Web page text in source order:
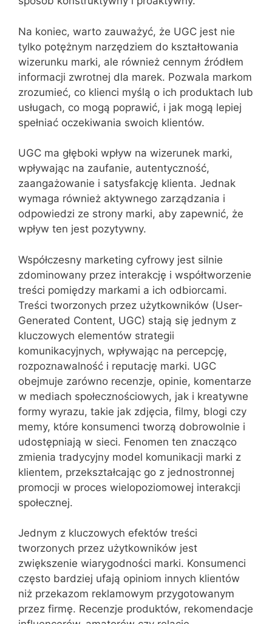
Na koniec, warto zauważyć, że UGC jest nie
tylko potężnym narzędziem do kształtowania
wizerunku marki, ale również cennym źródłem
informacji zwrotnej dla marek. Pozwala markom
zrozumieć, co klienci myślą o ich produktach lub
usługach, co mogą poprawić, i jak mogą lepiej
spełniać oczekiwania swoich klientów.
UGC ma głęboki wpływ na wizerunek marki,
wpływając na zaufanie, autentyczność,
zaangażowanie i satysfakcję klienta. Jednak
wymaga również aktywnego zarządzania i
odpowiedzi ze strony marki, aby zapewnić, że
wpływ ten jest pozytywny.
Współczesny marketing cyfrowy jest silnie
zdominowany przez interakcję i współtworzenie
treści pomiędzy markami a ich odbiorcami.
Treści tworzonych przez użytkowników (User-
Generated Content, UGC) stają się jednym z
kluczowych elementów strategii
komunikacyjnych, wpływając na percepcję,
rozpoznawalność i reputację marki. UGC
obejmuje zarówno recenzje, opinie, komentarze
w mediach społecznościowych, jak i kreatywne
formy wyrazu, takie jak zdjęcia, filmy, blogi czy
memy, które konsumenci tworzą dobrowolnie i
udostępniają w sieci. Fenomen ten znacząco
zmienia tradycyjny model komunikacji marki z
klientem, przekształcając go z jednostronnej
promocji w proces wielopoziomowej interakcji
społecznej.
Jednym z kluczowych efektów treści
tworzonych przez użytkowników jest
zwiększenie wiarygodności marki. Konsumenci
często bardziej ufają opiniom innych klientów
niż przekazom reklamowym przygotowanym
przez firmę. Recenzje produktów, rekomendacje